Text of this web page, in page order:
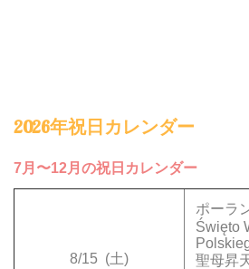
2026年祝日カレンダー
7月〜12月の祝日カレンダー
8/15 (土)
ポーラ
Święto
聖母昇